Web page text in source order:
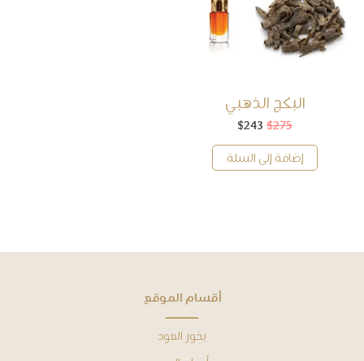
البكج الذهبي
$275 السعر
هو:
$275.
$243
هو:
$243.
إضافة إلى السلة
ﺃﻗﺴﺎﻡ ﺍﻟﻤﻮﻗﻊ
بخور العود